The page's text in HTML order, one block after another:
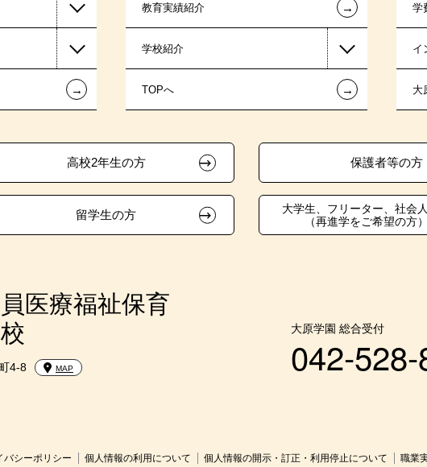
教育実績紹介 ← 学
学校紹介 イ
← TOPへ ← 大
高校2年生の方 保護者等の方
留学生の方
大学生、フリーター、社会
（再進学をご希望の方
医療福祉保育
4-8 MAP
大原学園 総合受付
042-
バシーポリシー 個人情報の利用について 個人情報の開示・訂正・利用停止について 職業